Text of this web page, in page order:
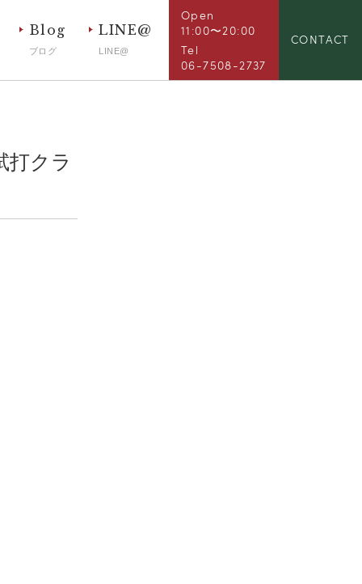
Blog
ブログ
LINE@
LINE@
Open
11:00〜20:00
Tel
06-7508-2737
CONTACT
打クラ